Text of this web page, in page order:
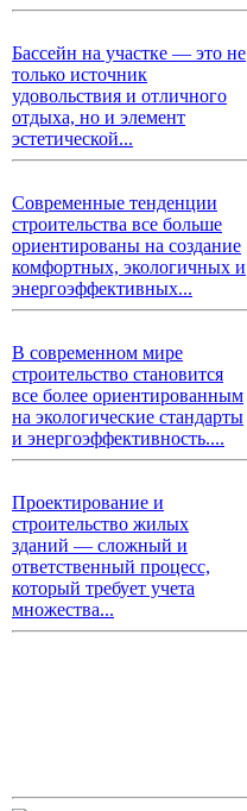
Бассейн на участке — это не
только источник
удовольствия и отличного
отдыха, но и элемент
эстетической...
Современные тенденции
строительства все больше
ориентированы на создание
комфортных, экологичных и
энергоэффективных...
В современном мире
строительство становится
все более ориентированным
на экологические стандарты
и энергоэффективность....
Проектирование и
строительство жилых
зданий — сложный и
ответственный процесс,
который требует учета
множества...